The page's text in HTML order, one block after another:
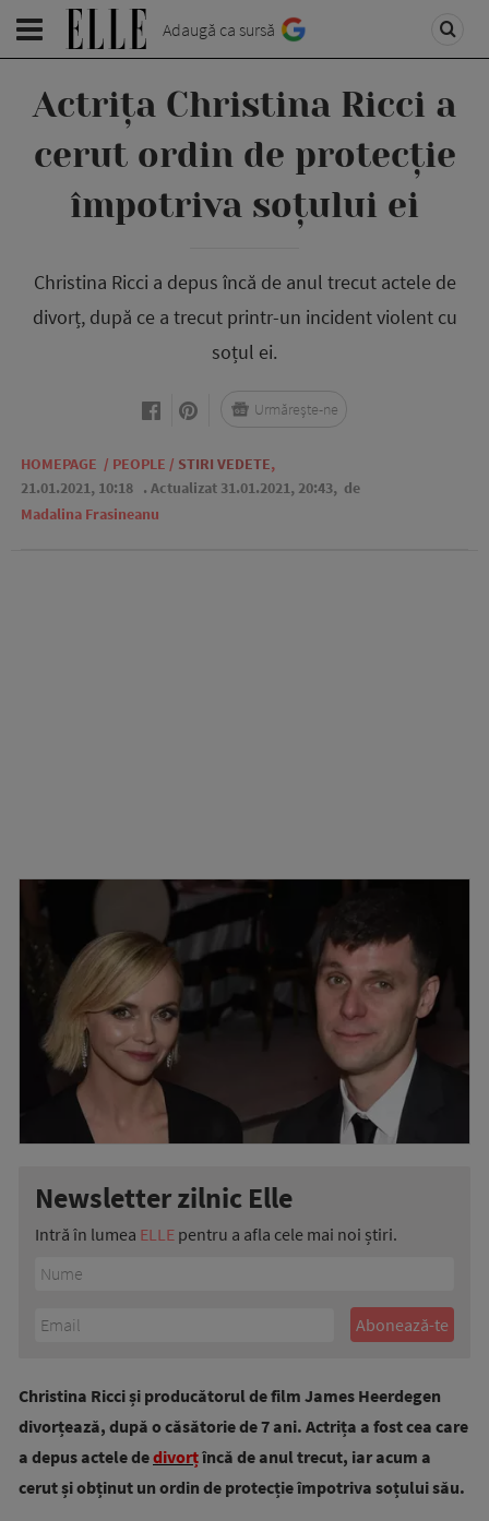
Adaugă ca sursă
Actrița Christina Ricci a
cerut ordin de protecție
împotriva soțului ei
Christina Ricci a depus încă de anul trecut actele de
divorț, după ce a trecut printr-un incident violent cu
soțul ei.
HOMEPAGE / PEOPLE / STIRI VEDETE,
21.01.2021, 10:18 . Actualizat 31.01.2021, 20:43, de
Madalina Frasineanu
Urmărește-ne
Newsletter zilnic Elle
Intră în lumea ELLE pentru a afla cele mai noi știri.
Christina Ricci și producătorul de film James Heerdegen
divorțează, după o căsătorie de 7 ani. Actrița a fost cea care
a depus actele dedivorțîncă de anul trecut, iar acum a
cerut și obținut un ordin de protecție împotriva soțului său.